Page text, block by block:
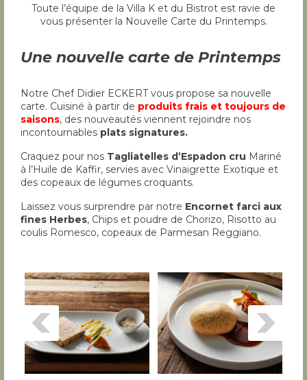
Toute l’équipe de la Villa K et du Bistrot est ravie de
vous présenter la Nouvelle Carte du Printemps.
Une nouvelle carte de Printemps
Notre Chef Didier ECKERT vous propose sa nouvelle
carte. Cuisiné à partir de produits frais et toujours de
saisons, des nouveautés viennent rejoindre nos
incontournables plats signatures.
Craquez pour nos Tagliatelles d’Espadon cru Mariné
à l’Huile de Kaffir, servies avec Vinaigrette Exotique et
des copeaux de légumes croquants.
Laissez vous surprendre par notre Encornet farci aux
fines Herbes, Chips et poudre de Chorizo, Risotto au
coulis Romesco, copeaux de Parmesan Reggiano.